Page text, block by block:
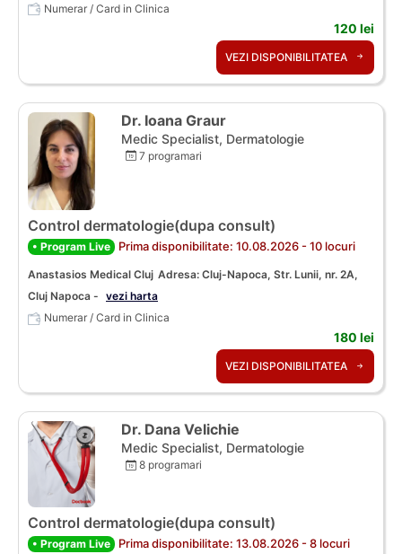
Numerar / Card in Clinica
120 lei
VEZI DISPONIBILITATEA
Dr. Ioana Graur
Medic Specialist, Dermatologie
7 programari
Control dermatologie(dupa consult)
• Program Live Prima disponibilitate: 10.08.2026 - 10 locuri
Anastasios Medical Cluj Adresa: Cluj-Napoca, Str. Lunii, nr. 2A,
Cluj Napoca - vezi harta
Numerar / Card in Clinica
180 lei
VEZI DISPONIBILITATEA
Dr. Dana Velichie
Medic Specialist, Dermatologie
8 programari
Control dermatologie(dupa consult)
• Program Live Prima disponibilitate: 13.08.2026 - 8 locuri